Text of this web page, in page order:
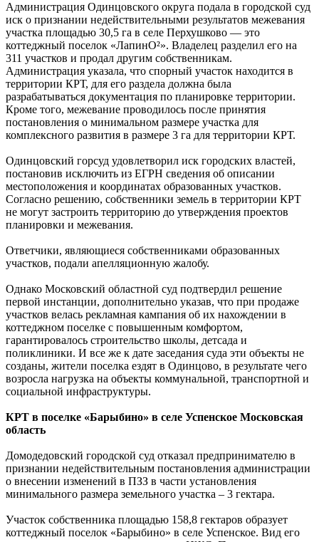
Администрация Одинцовского округа подала в городской суд
иск о признании недействительными результатов межевания
участка площадью 30,5 га в селе Перхушково — это
коттеджный поселок «ЛапинО²». Владелец разделил его на
311 участков и продал другим собственникам.
Администрация указала, что спорный участок находится в
территории КРТ, для его раздела должна была
разрабатываться документация по планировке территории.
Кроме того, межевание проводилось после принятия
постановления о минимальном размере участка для
комплексного развития в размере 3 га для территории КРТ.
Одинцовский горсуд удовлетворил иск городских властей,
постановив исключить из ЕГРН сведения об описании
местоположения и координатах образованных участков.
Согласно решению, собственники земель в территории КРТ
не могут застроить территорию до утверждения проектов
планировки и межевания.
Ответчики, являющиеся собственниками образованных
участков, подали апелляционную жалобу.
Однако Московский областной суд подтвердил решение
первой инстанции, дополнительно указав, что при продаже
участков велась рекламная кампания об их нахождении в
коттеджном поселке с повышенным комфортом,
гарантировалось строительство школы, детсада и
поликлиники. И все же к дате заседания суда эти объекты не
созданы, жители поселка ездят в Одинцово, в результате чего
возросла нагрузка на объекты коммунальной, транспортной и
социальной инфраструктуры.
КРТ в поселке «Барыбино» в селе Успенское Московская
область
Домодедовский городской суд отказал предпринимателю в
признании недействительным постановления администрации
о внесении изменений в ПЗЗ в части установления
минимального размера земельного участка – 3 гектара.
Участок собственника площадью 158,8 гектаров образует
коттеджный поселок «Барыбино» в селе Успенское. Вид его